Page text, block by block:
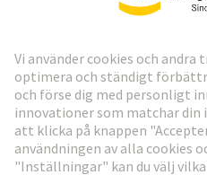
HARTING:s nyhetsbrev
Gå till registrering
Social Media